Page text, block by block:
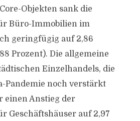
Objekten sank die
Büro-Immobilien im
geringfügig auf 2,86
Prozent). Die allgemeine
Einzelhandels, die
Pandemie noch verstärkt
einen Anstieg der
Geschäftshäuser auf 2,97